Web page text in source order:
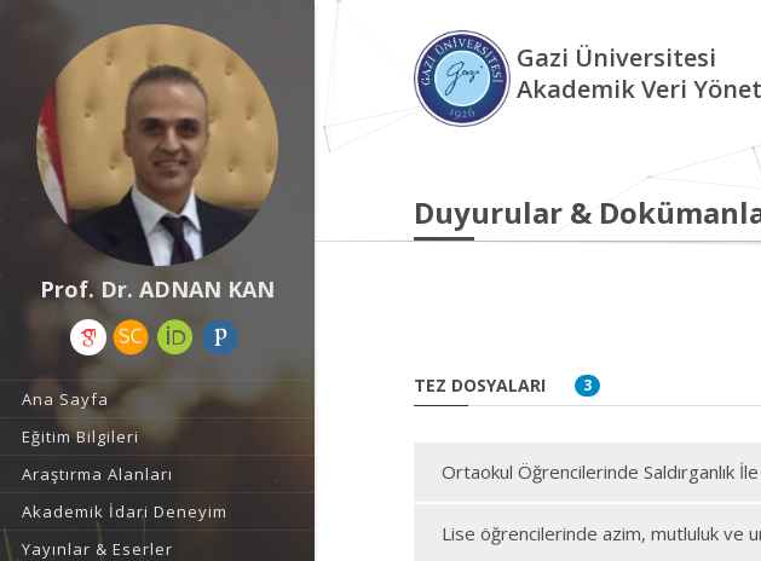
Prof. Dr. ADNAN KAN
Ana Sayfa
Eğitim Bilgileri
Araştırma Alanları
Akademik İdari Deneyim
Yayınlar & Eserler
Gazi Üniversitesi
Akademik Veri
Duyurular &
TEZ DOSYALARI 3
Ortaokul Öğrencilerinde Saldırganlık
Lise öğrencilerinde azim, mutluluk ve